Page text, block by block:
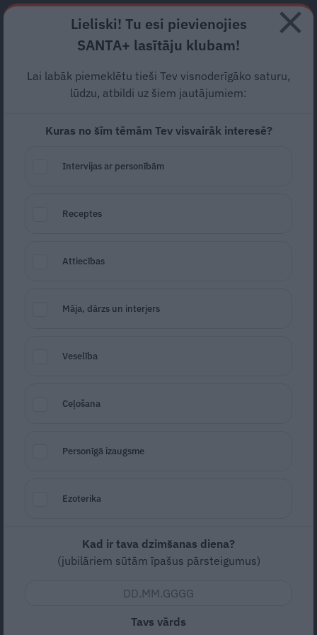
Abonē
«Vairs neesmu milzīgu dzīru piekritējs.»
Slimība liek Andrim Zeibotam dzīvot
Perfekts pludmales augums? Zandas
Zariņas-Rešetinas ieteikumi, kā beidzot
Lieliski! Tu esi pievienojies
SANTA+ lasītāju klubam!
Lai labāk piemeklētu tieši Tev visnoderīgāko saturu,
lūdzu, atbildi uz šiem jautājumiem:
Kuras no šīm tēmām Tev visvairāk interesē?
Intervijas ar personībām
Receptes
Attiecības
Māja, dārzs un interjers
Veselība
Ceļošana
Personīgā izaugsme
Ezoterika
Kad ir tava dzimšanas diena?
(jubilāriem sūtām īpašus pārsteigumus)
Tavs vārds